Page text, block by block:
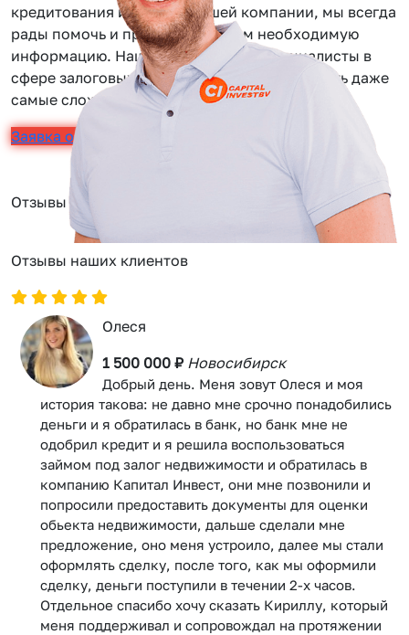
кредитования или услуг нашей компании, мы всегда
рады помочь и предоставить вам необходимую
информацию. Наши сотрудники — специалисты в
сфере залоговых займов, помогут вам решить даже
самые сложные задачи.
Заявка онлайн
Отзывы
Отзывы наших клиентов
Олеся
1 500 000 ₽ Новосибирск
Добрый день. Меня зовут Олеся и моя
история такова: не давно мне срочно понадобились
деньги и я обратилась в банк, но банк мне не
одобрил кредит и я решила воспользоваться
займом под залог недвижимости и обратилась в
компанию Капитал Инвест, они мне позвонили и
попросили предоставить документы для оценки
обьекта недвижимости, дальше сделали мне
предложение, оно меня устроило, далее мы стали
оформлять сделку, после того, как мы оформили
сделку, деньги поступили в течении 2-х часов.
Отдельное спасибо хочу сказать Кириллу, который
меня поддерживал и сопровождал на протяжении